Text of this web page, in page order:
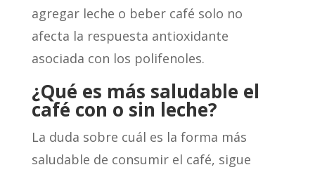
agregar leche o beber café solo no
afecta la respuesta antioxidante
asociada con los polifenoles.
¿Qué es más saludable el
café con o sin leche?
La duda sobre cuál es la forma más
saludable de consumir el café, sigue